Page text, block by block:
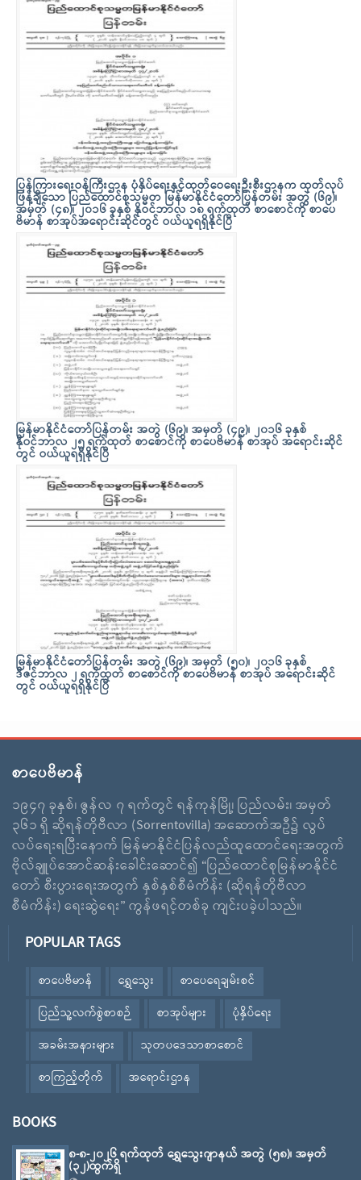
ပြန်ကြားရေးဝန်ကြီးဌာန ပုံနှိပ်ရေးနှင့်ထုတ်ဝေရေးဦးစီးဌာနက ထုတ်လုပ်
ဖြန့်ချိသော ပြည်ထောင်စုသမ္မတ မြန်မာနိုင်ငံတော်ပြန်တမ်း အတွဲ (၆၉)၊
အမှတ် (၄၈)၊ ၂၀၁၆ ခုနှစ် နိုဝင်ဘာလ ၁၈ ရက်ထုတ် စာစောင်ကို စာပေ
ဗိမာန် စာအုပ်အရောင်းဆိုင်တွင် ဝယ်ယူရရှိနိုင်ပြီ
မြန်မာနိုင်ငံတော်ပြန်တမ်း အတွဲ (၆၉)၊ အမှတ် (၄၉)၊ ၂၀၁၆ ခုနှစ်
နိုဝင်ဘာလ ၂၅ ရက်ထုတ် စာစောင်ကို စာပေဗိမာန် စာအုပ် အရောင်းဆိုင်
တွင် ဝယ်ယူရရှိနိုင်ပြီ
မြန်မာနိုင်ငံတော်ပြန်တမ်း အတွဲ (၆၉)၊ အမှတ် (၅၀)၊ ၂၀၁၆ ခုနှစ်
ဒီဇင်ဘာလ ၂ ရက်ထုတ် စာစောင်ကို စာပေဗိမာန် စာအုပ် အရောင်းဆိုင်
တွင် ဝယ်ယူရရှိနိုင်ပြီ
စာပေဗိမာန်
၁၉၄၇ ခုနှစ်၊ ဇွန်လ ၇ ရက်တွင် ရန်ကုန်မြို့၊ ပြည်လမ်း၊ အမှတ်
၃၆၁ ရှိ ဆိုရန်တိုဗီလာ (Sorrentovilla) အဆောက်အဦ၌ လွပ်
လပ်ရေးရပြီးနောက် မြန်မာနိုင်ငံပြန်လည်ထူထောင်ရေးအတွက်
ဗိုလ်ချူပ်အောင်ဆန်းခေါင်းဆောင်၍ “ပြည်ထောင်စုမြန်မာနိုင်ငံ
တော် စီးပွားရေးအတွက် နှစ်နှစ်စီမံကိန်း (ဆိုရန်တိုဗီလာ
စီမံကိန်း) ရေးဆွဲရေး” ကွန်ဖရင့်တစ်ခု ကျင်းပခဲ့ပါသည်။
POPULAR TAGS
စာပေဗိမာန် ရွှေသွေး
စာပေရေချမ်းစင်
ပြည်သူ့လက်စွဲစာစဉ်
စာအုပ်များ
ပုံနှိပ်ရေး
အခမ်းအနားများ
သုတပဒေသာစာစောင်
စာကြည့်တိုက်
အရောင်းဌာန
BOOKS
၈-၈-၂၀၂၆ ရက်ထုတ် ရွှေသွေးဂျာနယ် အတွဲ (၅၈)၊ အမှတ်
(၃၂)ထွက်ရှိ